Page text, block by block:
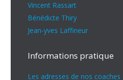
Vincent Rassart
Bénédicte Thiry
Jean-yves Laffineur
Informations pratique
Les adresses de nos coaches